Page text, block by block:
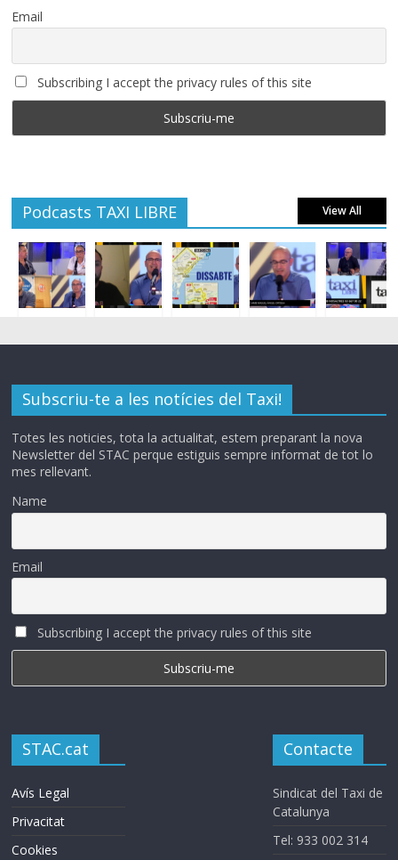
Email
Subscribing I accept the privacy rules of this site
Podcasts TAXI LIBRE View All
Subscriu-te a les notícies del Taxi!
Totes les noticies, tota la actualitat, estem preparant la nova
Newsletter del STAC perque estiguis sempre informat de tot lo
mes rellevant.
Name
Email
Subscribing I accept the privacy rules of this site
STAC.cat
Avís Legal
Privacitat
Cookies
Contacte
Sindicat del Taxi de
Catalunya
Tel: 933 002 314